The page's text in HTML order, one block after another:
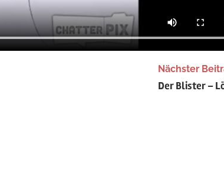
Nächster
Der Blister –